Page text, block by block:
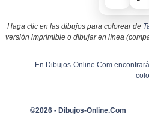
Haga clic en las dibujos para colorear de
versión imprimible o dibujar en línea
En Dibujos-Online.Com
©2026 - Dibujos-Online.Com